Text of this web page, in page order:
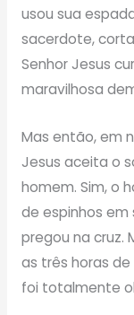
usou sua
sacerdote,
Senhor Jesus
maravilhosa
Mas então, em
Jesus aceita o
homem. Sim, o
de espinhos em
pregou na cruz.
as três horas
foi totalmente